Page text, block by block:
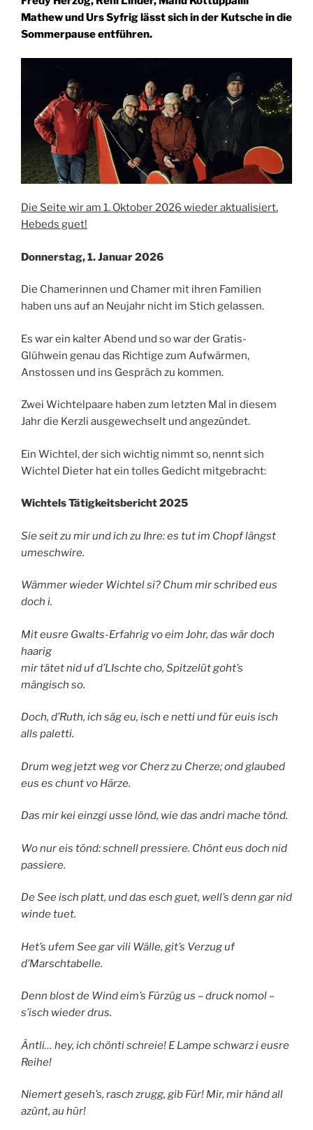
Mathew und Urs Syfrig lässt sich in der Kutsche in die
Sommerpause entführen.
Die Seite wir am 1. Oktober 2026 wieder aktualisiert.
Hebeds guet!
Donnerstag, 1. Januar 2026
Die Chamerinnen und Chamer mit ihren Familien
haben uns auf an Neujahr nicht im Stich gelassen.
Es war ein kalter Abend und so war der Gratis-
Glühwein genau das Richtige zum Aufwärmen,
Anstossen und ins Gespräch zu kommen.
Zwei Wichtelpaare haben zum letzten Mal in diesem
Jahr die Kerzli ausgewechselt und angezündet.
Ein Wichtel, der sich wichtig nimmt so, nennt sich
Wichtel Dieter hat ein tolles Gedicht mitgebracht:
Wichtels Tätigkeitsbericht 2025
Sie seit zu mir und ich zu Ihre: es tut im Chopf längst
umeschwire.
Wämmer wieder Wichtel si? Chum mir schribed eus
doch i.
Mit eusre Gwalts-Erfahrig vo eim Johr, das wär doch
haarig
mir tätet nid uf d’LIschte cho, Spitzelüt goht’s
mängisch so.
Doch, d’Ruth, ich säg eu, isch e netti und für euis isch
alls paletti.
Drum weg jetzt weg vor Cherz zu Cherze; ond glaubed
eus es chunt vo Härze.
Das mir kei einzgi usse lönd, wie das andri mache tönd.
Wo nur eis tönd: schnell pressiere. Chönt eus doch nid
passiere.
De See isch platt, und das esch guet, well’s denn gar nid
winde tuet.
Het’s ufem See gar vili Wälle, git’s Verzug uf
d’Marschtabelle.
Denn blost de Wind eim’s Fürzüg us – druck nomol –
s’isch wieder drus.
Äntli… hey, ich chönti schreie! E Lampe schwarz i eusre
Reihe!
Niemert geseh’s, rasch zrugg, gib Für! Mir, mir händ all
azünt, au hür!